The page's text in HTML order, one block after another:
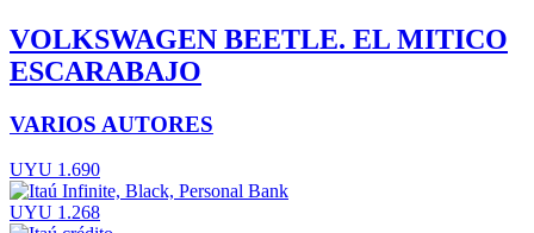
VOLKSWAGEN BEETLE. EL MITICO
ESCARABAJO
VARIOS AUTORES
UYU 1.690
UYU 1.268